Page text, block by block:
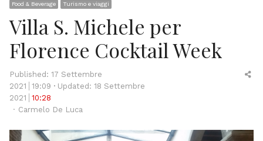
Food & Beverage Turismo e viaggi
Villa S. Michele per
Florence Cocktail Week
Published: 17 Settembre
2021
19:09
Updated: 18 Settembre
2021
10:28
Author
Carmelo De Luca